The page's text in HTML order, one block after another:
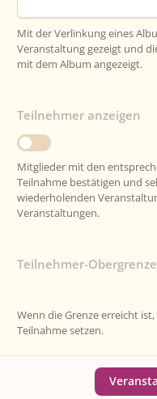
Mit der Verlinkung eines
Veranstaltung gezeigt und
mit dem Album angezeigt.
Teilnehmer anzeigen
Mitglieder mit den
Teilnahme bestätigen und
wiederholenden
Veranstaltungen.
Teilnehmer-Obergrenze
Wenn die Grenze erreicht
Teilnahme setzen.